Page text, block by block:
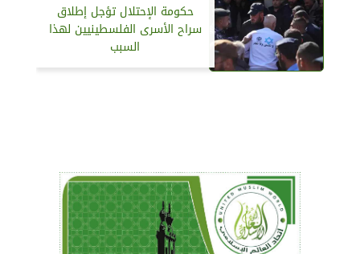
حكومة الإحتلال تؤجل إطلاق
سراح الأسرى الفلسطينيين لهذا
السبب